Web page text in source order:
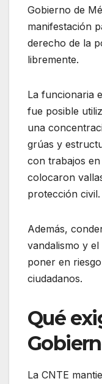
Gobierno de
manifestación
derecho de la
libremente.
La funcionaria
fue posible
una
grúas y
con trabajos
colocaron
protección civil.
Además,
vandalismo y
poner en
ciudadanos.
Qué
La CNTE